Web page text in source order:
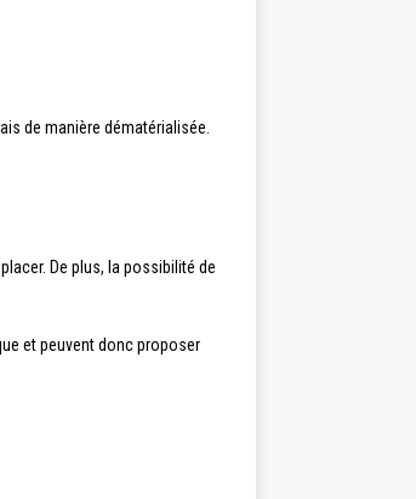
de manière dématérialisée.
De plus, la possibilité de
et peuvent donc proposer